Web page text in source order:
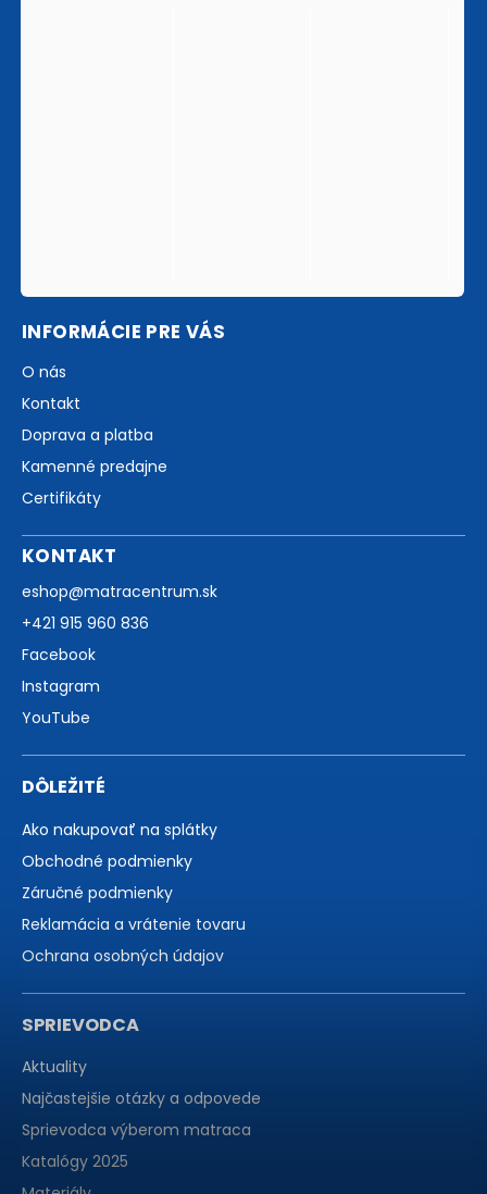
INFORMÁCIE PRE VÁS
O nás
Kontakt
Doprava a platba
Kamenné predajne
Certifikáty
KONTAKT
eshop@matracentrum.sk
+421 915 960 836
Facebook
Instagram
YouTube
DÔLEŽITÉ
Ako nakupovať na splátky
Obchodné podmienky
Záručné podmienky
Reklamácia a vrátenie tovaru
Ochrana osobných údajov
SPRIEVODCA
Aktuality
Najčastejšie otázky a odpovede
Sprievodca výberom matraca
Katalógy 2025